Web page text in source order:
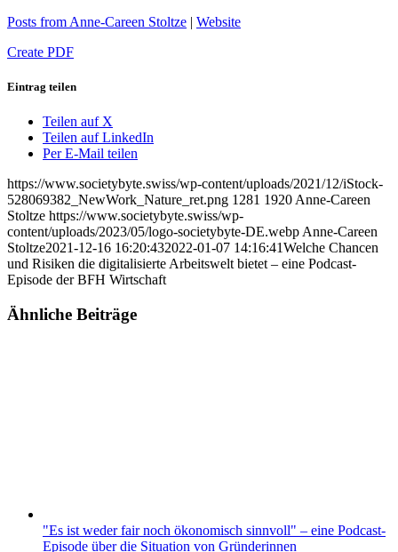
Posts from Anne-Careen Stoltze | Website
Create PDF
Eintrag teilen
Teilen auf X
Teilen auf LinkedIn
Per E-Mail teilen
https://www.societybyte.swiss/wp-content/uploads/2021/12/iStock-
528069382_NewWork_Nature_ret.png 1281 1920 Anne-Careen
Stoltze https://www.societybyte.swiss/wp-
content/uploads/2023/05/logo-societybyte-DE.webp Anne-Careen
Stoltze2021-12-16 16:20:432022-01-07 14:16:41Welche Chancen
und Risiken die digitalisierte Arbeitswelt bietet – eine Podcast-
Episode der BFH Wirtschaft
Ähnliche Beiträge
"Es ist weder fair noch ökonomisch sinnvoll" – eine Podcast-
Episode über die Situation von Gründerinnen